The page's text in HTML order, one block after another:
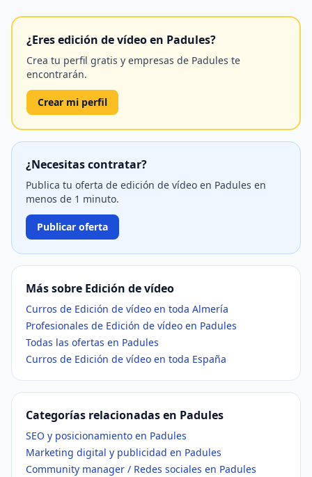
¿Eres edición de vídeo en Padules?
Crea tu perfil gratis y empresas de Padules te
encontrarán.
Crear mi perfil
¿Necesitas contratar?
Publica tu oferta de edición de vídeo en Padules en
menos de 1 minuto.
Publicar oferta
Más sobre Edición de vídeo
Curros de Edición de vídeo en toda Almería
Profesionales de Edición de vídeo en Padules
Todas las ofertas en Padules
Curros de Edición de vídeo en toda España
Categorías relacionadas en Padules
SEO y posicionamiento en Padules
Marketing digital y publicidad en Padules
Community manager / Redes sociales en Padules